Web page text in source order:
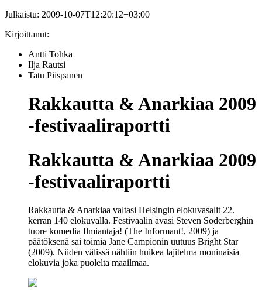
Julkaistu: 2009-10-07T12:20:12+03:00
Kirjoittanut:
Antti Tohka
Ilja Rautsi
Tatu Piispanen
Rakkautta & Anarkiaa 2009
-festivaaliraportti
Rakkautta & Anarkiaa 2009
-festivaaliraportti
Rakkautta & Anarkiaa valtasi Helsingin elokuvasalit 22.
kerran 140 elokuvalla. Festivaalin avasi Steven Soderberghin
tuore komedia Ilmiantaja! (The Informant!, 2009) ja
päätöksenä sai toimia Jane Campionin uutuus Bright Star
(2009). Niiden välissä nähtiin huikea lajitelma moninaisia
elokuvia joka puolelta maailmaa.